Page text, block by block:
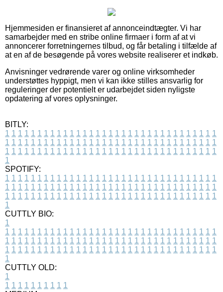
Hjemmesiden er finansieret af annonceindtægter. Vi har
samarbejder med en stribe online firmaer i form af at vi
annoncerer forretningernes tilbud, og får betaling i tilfælde af
at en af de besøgende på vores website realiserer et indkøb.
Anvisninger vedrørende varer og online virksomheder
understøttes hyppigt, men vi kan ikke stilles ansvarlig for
reguleringer der potentielt er udarbejdet siden nyligste
opdatering af vores oplysninger.
BITLY:
1 1 1 1 1 1 1 1 1 1 1 1 1 1 1 1 1 1 1 1 1 1 1 1 1 1 1 1 1 1 1 1 1
1 1 1 1 1 1 1 1 1 1 1 1 1 1 1 1 1 1 1 1 1 1 1 1 1 1 1 1 1 1 1 1 1
1 1 1 1 1 1 1 1 1 1 1 1 1 1 1 1 1 1 1 1 1 1 1 1 1 1 1 1 1 1 1 1 1
1
SPOTIFY:
1 1 1 1 1 1 1 1 1 1 1 1 1 1 1 1 1 1 1 1 1 1 1 1 1 1 1 1 1 1 1 1 1
1 1 1 1 1 1 1 1 1 1 1 1 1 1 1 1 1 1 1 1 1 1 1 1 1 1 1 1 1 1 1 1 1
1 1 1 1 1 1 1 1 1 1 1 1 1 1 1 1 1 1 1 1 1 1 1 1 1 1 1 1 1 1 1 1 1
1
CUTTLY BIO:
1
1 1 1 1 1 1 1 1 1 1 1 1 1 1 1 1 1 1 1 1 1 1 1 1 1 1 1 1 1 1 1 1 1
1 1 1 1 1 1 1 1 1 1 1 1 1 1 1 1 1 1 1 1 1 1 1 1 1 1 1 1 1 1 1 1 1
1 1 1 1 1 1 1 1 1 1 1 1 1 1 1 1 1 1 1 1 1 1 1 1 1 1 1 1 1 1 1 1 1
1
CUTTLY OLD:
1
1 1 1 1 1 1 1 1 1 1